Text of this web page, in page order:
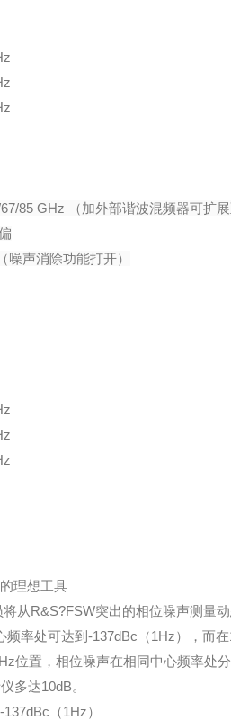
85 GHz （加外部谐波混频器可扩展
声消除功能打开）
理想工具
从R&S?FSW突出的相位噪声测量
率处可达到-137dBc（1Hz），而
位置，相位噪声在相同中心频率处
多达10dB。
（1Hz）